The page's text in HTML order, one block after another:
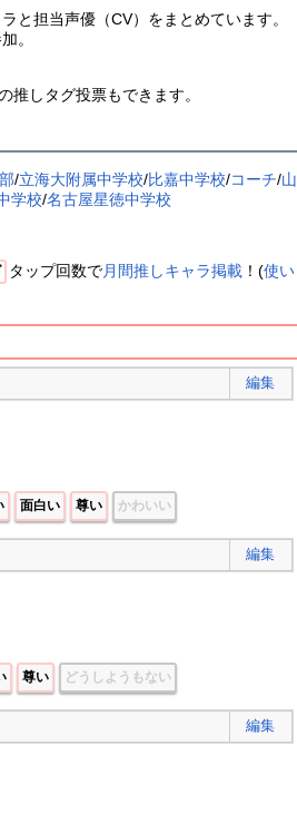
と担当声優（CV）をまとめています。
。
推しタグ投票もできます。
/立海大附属中学校/比嘉中学校/コーチ/山
学校/名古屋星徳中学校
タップ回数で月間推しキャラ掲載 ！(使い
編集
面白い 尊い かわいい
編集
尊い どうしようもない
編集